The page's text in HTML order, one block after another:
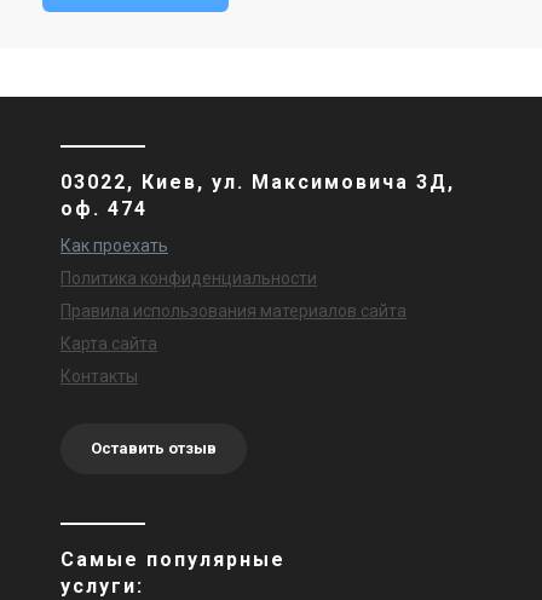
03022, Киев, ул. Максимовича 3Д,
оф. 474
Как проехать
Политика конфиденциальности
Правила использования материалов сайта
Карта сайта
Контакты
Оставить отзыв
Самые популярные
услуги: